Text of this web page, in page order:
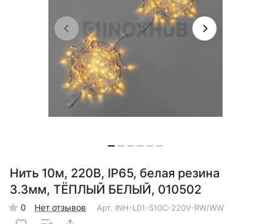
Нить 10м, 220В, IP65, белая резина
3.3мм, ТЁПЛЫЙ БЕЛЫЙ, 010502
0 Нет отзывов Арт. INH-L01-S10C-220V-RW/WW